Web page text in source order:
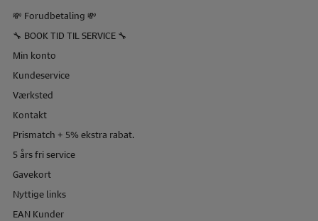
💸 Forudbetaling 💸
🔧 BOOK TID TIL SERVICE 🔧
Min konto
Kundeservice
Værksted
Kontakt
Prismatch + 5% ekstra rabat.
5 års fri service
Gavekort
Nyttige links
EAN Kunder